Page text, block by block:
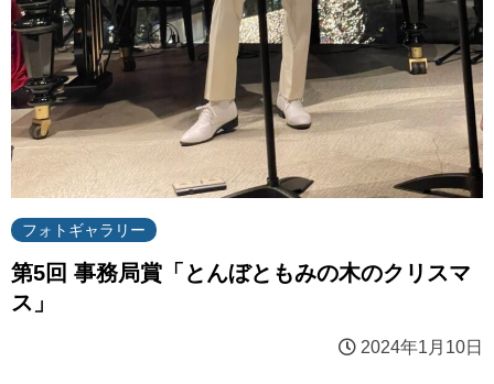
フォトギャラリー
第5回 事務局賞「とんぼともみの木のクリスマ
ス」
2024年1月10日